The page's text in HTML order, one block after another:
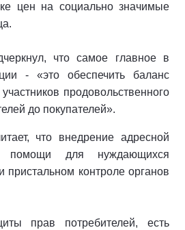
цен на социально значимые
что самое главное в
- «это обеспечить баланс
продовольственного
до покупателей».
что внедрение адресной
помощи для нуждающихся
пристальном контроле органов
прав потребителей, есть